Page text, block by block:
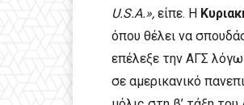
U.S.A.», είπε. Η
όπου θέλει να
επέλεξε την ΑΓΣ
σε αμερικανικό